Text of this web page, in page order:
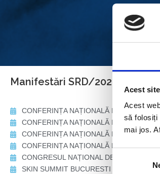
Acest
Acest
să folosiți
mai jos.
Selecția
Înscrie-te ca
Mă înscriu!
Manifestări SRD/2026
CONFERINȚA NAȚIONALĂ REZIDERMA
CONFERINȚA NAȚIONALĂ REZIDERMA
CONFERINȚA NAȚIONALĂ REZIDERMA
CONFERINȚA NAȚIONALĂ REZIDERMA –
CONGRESUL NAȚIONAL DE
SKIN SUMMIT BUCURESTI – 17-19